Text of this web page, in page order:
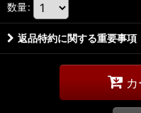
数量:
返品特約に関する重要事項